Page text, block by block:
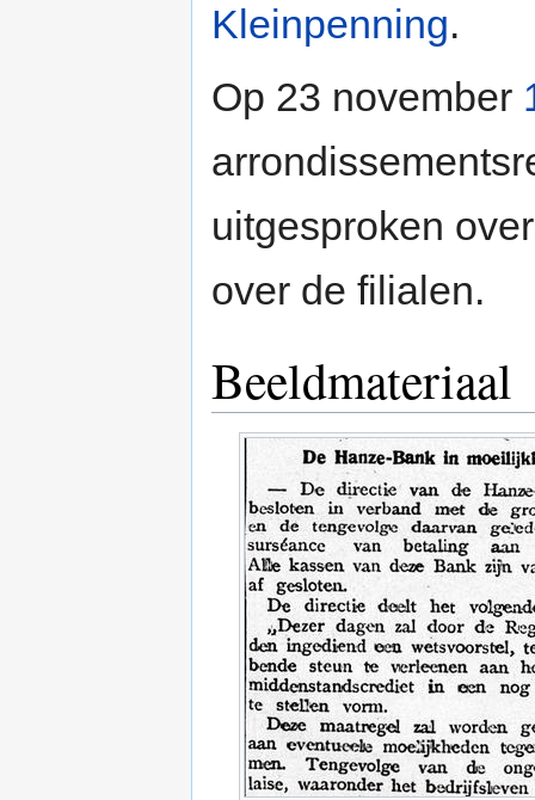
Kleinpenning.
Op 23 november
uitgesproken
over de filialen.
Beeldmateriaal